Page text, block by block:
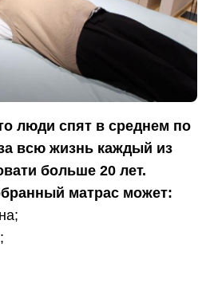
люди спят в среднем по
всю жизнь каждый из
больше 20 лет.
матрас может: